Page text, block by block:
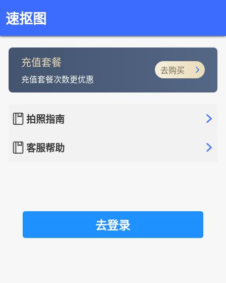
速抠图
去登录
充值套餐
充值套餐次数更优惠
去购买
拍照指南
客服帮助